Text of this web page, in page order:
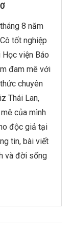
8 năm
tốt nghiệp
viện Báo
đam mê với
chuyên
Thái Lan,
của mình
độc giả tại
tin, bài viết
và đời sống